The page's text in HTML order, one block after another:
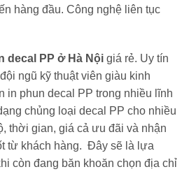
hàng đầu. Công nghệ liên tục
decal PP ở Hà Nội giá rẻ. Uy tín
ngũ kỹ thuật viên giàu kinh
in phun decal PP trong nhiều lĩnh
chủng loại decal PP cho nhiều
thời gian, giá cả ưu đãi và nhận
từ khách hàng. Đây sẽ là lựa
còn đang băn khoăn chọn địa chỉ